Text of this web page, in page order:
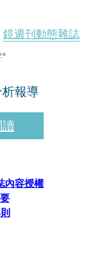
鏡週刊動態雜誌
。
報導
內容授權